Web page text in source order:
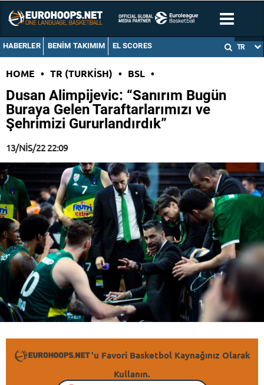
HABERLER BENIM TAKIMIM EL SCORES TR
HOME • TR (TURKISH) • BSL •
Dusan Alimpijevic: “Sanırım Bugün
Buraya Gelen Taraftarlarımızı ve
Şehrimizi Gururlandırdık”
13/NIS/22 22:09
'u Favori Basketbol Kaynağınız Olarak
Kullanın.